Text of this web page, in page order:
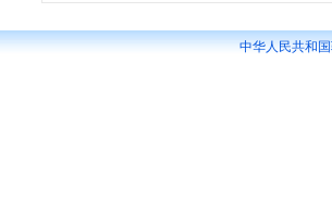
中华人民共和